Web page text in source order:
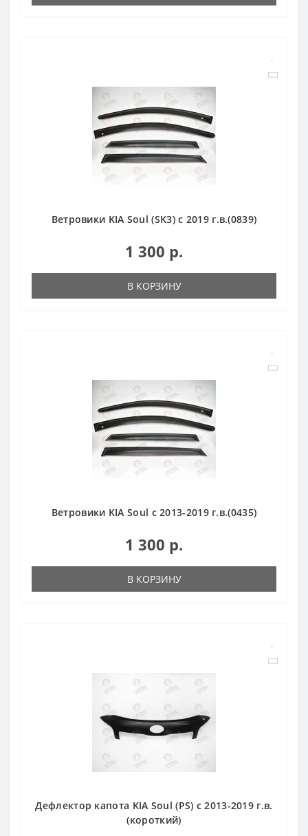
Ветровики KIA Soul (SK3) с 2019 г.в.(0839)
1 300 р.
В КОРЗИНУ
Ветровики KIA Soul с 2013-2019 г.в.(0435)
1 300 р.
В КОРЗИНУ
Дефлектор капота KIA Soul (PS) с 2013-2019 г.в.
(короткий)